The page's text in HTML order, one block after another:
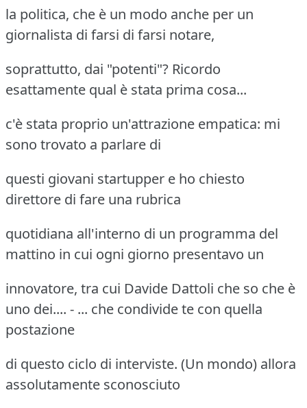
la politica, che è un modo anche per un
giornalista di farsi di farsi notare,
soprattutto, dai "potenti"? Ricordo
esattamente qual è stata prima cosa...
c'è stata proprio un'attrazione empatica: mi
sono trovato a parlare di
questi giovani startupper e ho chiesto
direttore di fare una rubrica
quotidiana all'interno di un programma del
mattino in cui ogni giorno presentavo un
innovatore, tra cui Davide Dattoli che so che è
uno dei.... - ... che condivide te con quella
postazione
di questo ciclo di interviste. (Un mondo) allora
assolutamente sconosciuto